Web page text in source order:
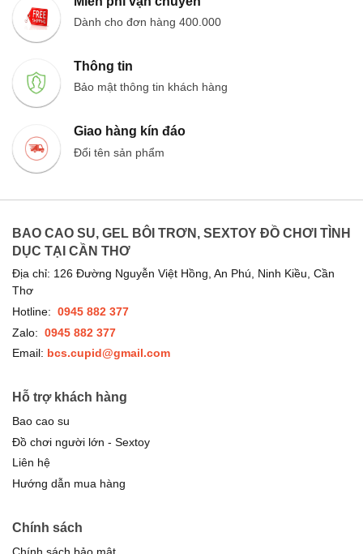
Dành cho đơn hàng 400.000
Thông tin
Bảo mật thông tin khách hàng
Giao hàng kín đáo
Đổi tên sản phẩm
BAO CAO SU, GEL BÔI TRƠN, SEXTOY ĐỒ CHƠI TÌNH
DỤC TẠI CẦN THƠ
Địa chỉ: 126 Đường Nguyễn Việt Hồng, An Phú, Ninh Kiều, Cần
Thơ
Hotline: 0945 882 377
Zalo: 0945 882 377
Email: bcs.cupid@gmail.com
Hỗ trợ khách hàng
Bao cao su
Đồ chơi người lớn - Sextoy
Liên hệ
Hướng dẫn mua hàng
Chính sách